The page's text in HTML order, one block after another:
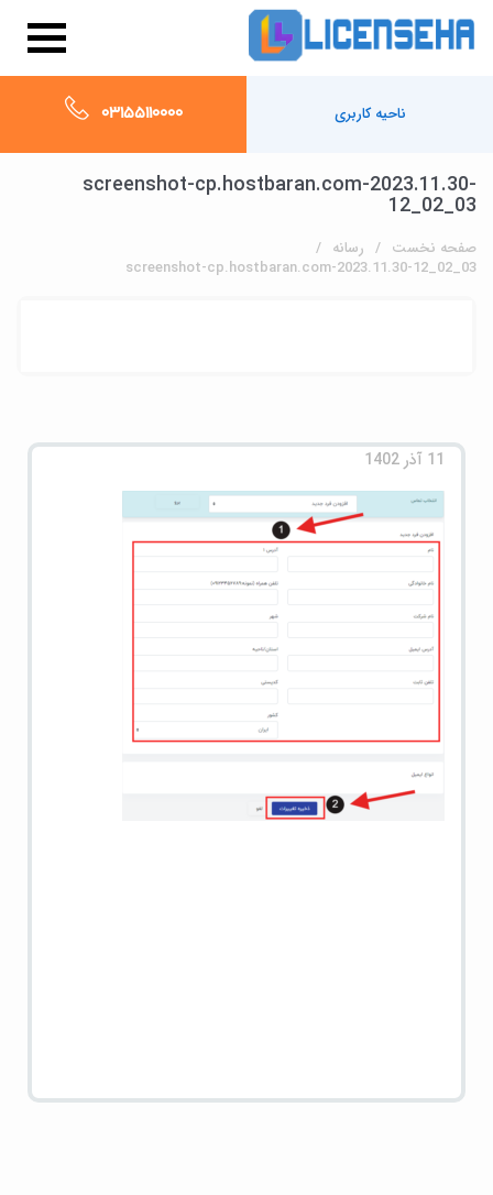
ناحیه کاربری 03155110000
screenshot-cp.hostbaran.com-2023.11.30-
12_02_03
صفحه نخست
رسانه
screenshot-cp.hostbaran.com-2023.11.30-12_02_03
11 آذر 1402